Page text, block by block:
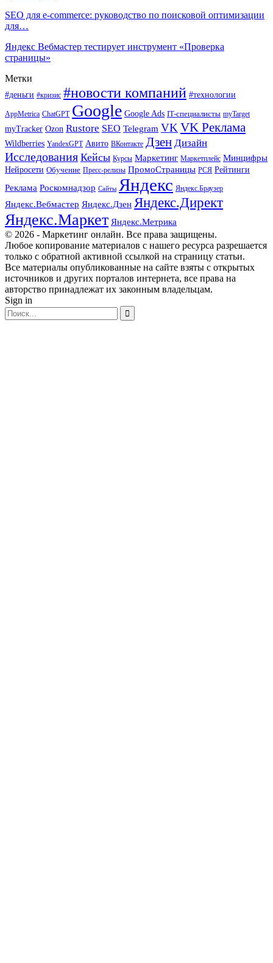
SEO для e-commerce: руководство по поисковой оптимизации
для…
Яндекс Вебмастер тестирует инструмент «Проверка
страницы»
Метки
#деньги #кризис #новости компаний #технологии
AppMetrica ChatGPT Google Google Ads IT-специалисты myTarget
myTracker Ozon Rustore SEO Telegram VK VK Реклама
Wildberries YandexGPT Авито ВКонтакте Дзен Дизайн
Исследования Кейсы Курсы Маркетинг Маркетплейс Минцифры
Нейросети Обучение Пресс-релизы ПромоСтраницы РСЯ Рейтинги
Реклама Роскомнадзор Сайты Яндекс Яндекс.Браузер
Яндекс.Вебмастер Яндекс.Дзен Яндекс.Директ
Яндекс.Маркет Яндекс.Метрика
© 2026 - Маркетинг онлайн. Все права защищены.
Любое копирование материалов с нашего ресурса разрешается
только с обратной активной ссылкой на страницу статьи.
Все материалы опубликованные на сайте взяты с открытых
источников и других порталов интернета, все права на
авторство принадлежат их законным владельцам.
Sign in